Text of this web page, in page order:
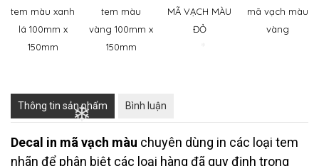
tem màu xanh
lá 100mm x
150mm
tem màu
vàng 100mm x
150mm
MÃ VẠCH MÀU
ĐỎ
mã vạch màu
vàng
Thông tin sản phẩm Bình luận
Decal in mã vạch màu chuyên dùng in các loại tem
nhãn để phân biệt các loại hàng đã quy định trong
❄